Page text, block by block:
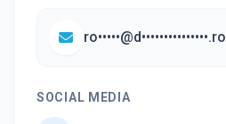
ro•••••@d•••••••••••••••.ro
SOCIAL MEDIA